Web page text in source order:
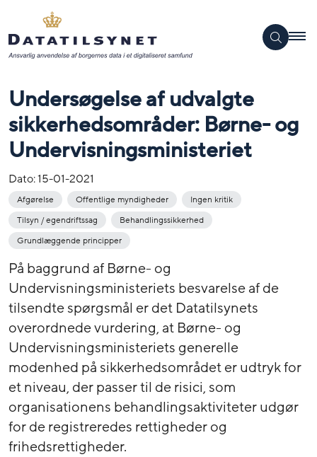
Undersøgelse af udvalgte
sikkerhedsområder: Børne- og
Undervisningsministeriet
Dato:15-01-2021
Afgørelse Offentlige myndigheder
Ingen kritik
Tilsyn / egendriftssag
Behandlingssikkerhed
Grundlæggende principper
På baggrund af Børne- og
Undervisningsministeriets besvarelse af de
tilsendte spørgsmål er det Datatilsynets
overordnede vurdering, at Børne- og
Undervisningsministeriets generelle
modenhed på sikkerhedsområdet er udtryk for
et niveau, der passer til de risici, som
organisationens behandlingsaktiviteter udgør
for de registreredes rettigheder og
frihedsrettigheder.